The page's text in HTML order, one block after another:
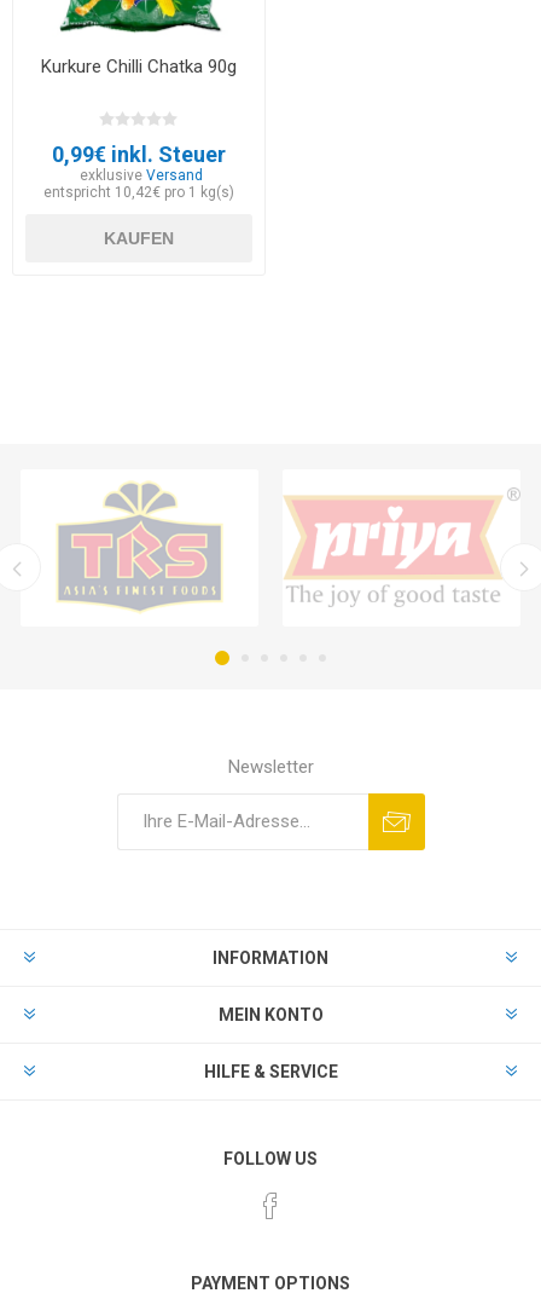
Kurkure Chilli Chatka 90g
0,99€ inkl. Steuer
exklusiveVersand
entspricht 10,42€ pro 1 kg(s)
KAUFEN
Newsletter
INFORMATION
MEIN KONTO
HILFE & SERVICE
FOLLOW US
PAYMENT OPTIONS